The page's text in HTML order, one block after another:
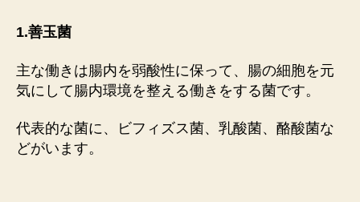
1.善玉菌
主な働きは腸内を弱酸性に保って、腸の細胞を元
気にして腸内環境を整える働きをする菌です。
代表的な菌に、ビフィズス菌、乳酸菌、酪酸菌な
どがいます。